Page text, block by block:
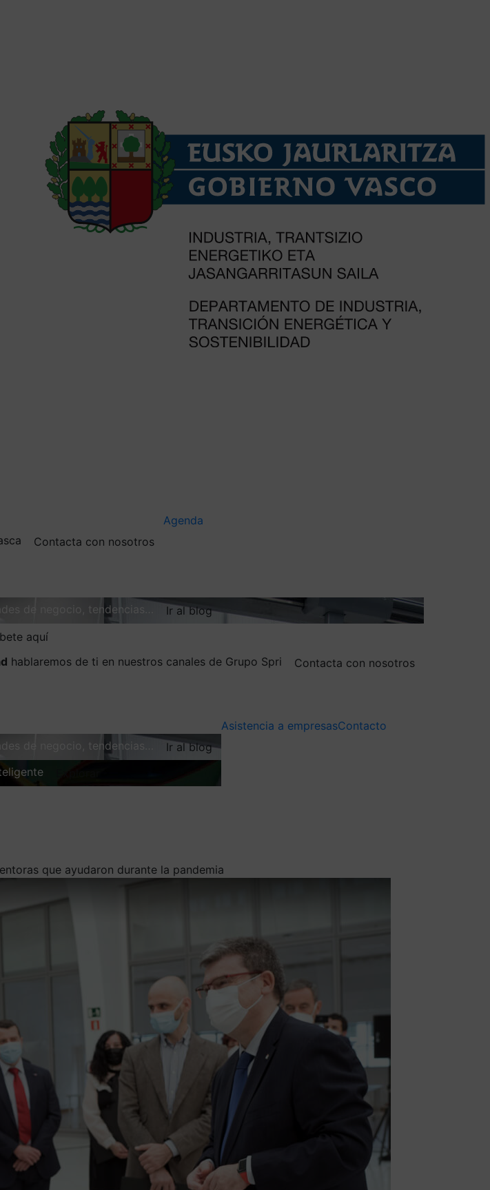
Contacta con nosotros
Agenda
de negocio, tendencias…
Ir al blog
aquí
hablaremos de ti en nuestros canales de Grupo Spri
Contacta con nosotros
de negocio, tendencias…
Ir al blog
Asistencia a empresasContacto
que ayudaron durante la pandemia